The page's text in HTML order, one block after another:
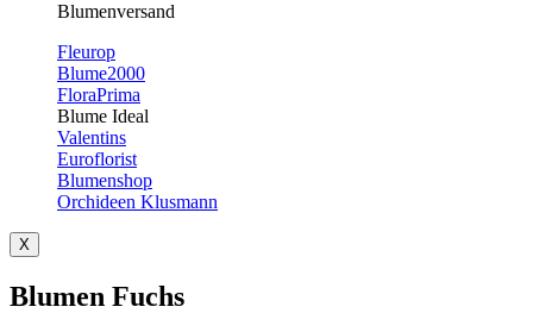
Blumenversand
Fleurop
Blume2000
FloraPrima
Blume Ideal
Valentins
Euroflorist
Blumenshop
Orchideen Klusmann
X
Blumen Fuchs